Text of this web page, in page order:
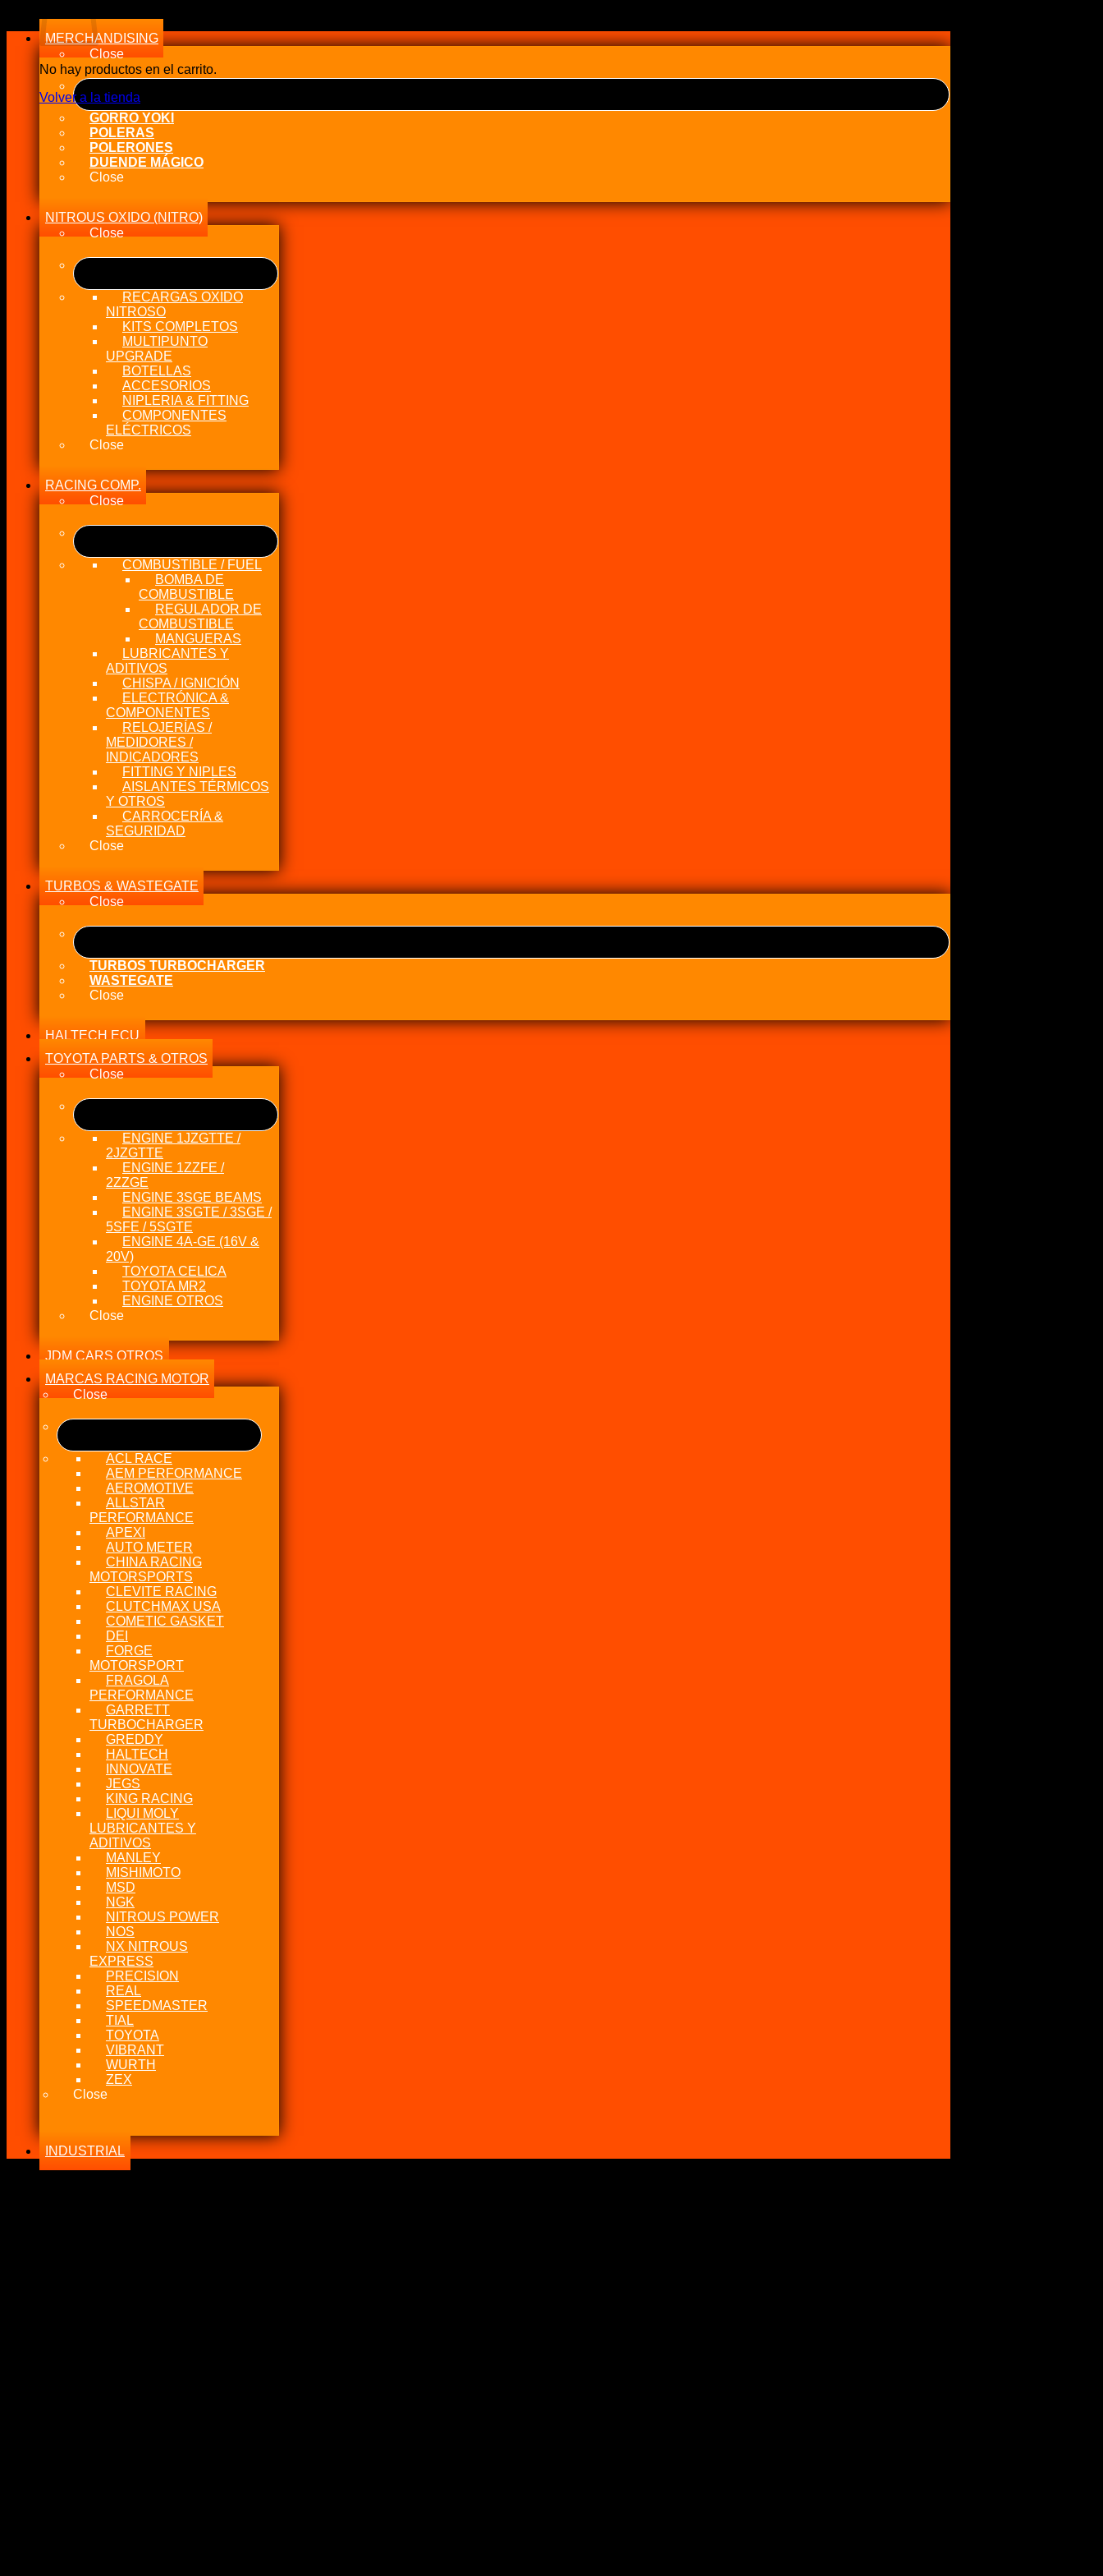
No hay productos en el carrito.
Volver a la tienda
MERCHANDISING
Close
GORRO YOKI
POLERAS
POLERONES
DUENDE MÁGICO
Close
NITROUS OXIDO (NITRO)
Close
RECARGAS OXIDO
NITROSO
KITS COMPLETOS
MULTIPUNTO
UPGRADE
BOTELLAS
ACCESORIOS
NIPLERIA & FITTING
COMPONENTES
ELÉCTRICOS
Close
RACING COMP.
Close
COMBUSTIBLE / FUEL
BOMBA DE
COMBUSTIBLE
REGULADOR DE
COMBUSTIBLE
MANGUERAS
LUBRICANTES Y
ADITIVOS
CHISPA / IGNICIÓN
ELECTRÓNICA &
COMPONENTES
RELOJERÍAS /
MEDIDORES /
INDICADORES
FITTING Y NIPLES
AISLANTES TÉRMICOS
Y OTROS
CARROCERÍA &
SEGURIDAD
Close
TURBOS & WASTEGATE
Close
TURBOS TURBOCHARGER
WASTEGATE
Close
HALTECH ECU
TOYOTA PARTS & OTROS
Close
ENGINE 1JZGTTE /
2JZGTTE
ENGINE 1ZZFE /
2ZZGE
ENGINE 3SGE BEAMS
ENGINE 3SGTE / 3SGE /
5SFE / 5SGTE
ENGINE 4A-GE (16V &
20V)
TOYOTA CELICA
TOYOTA MR2
ENGINE OTROS
Close
JDM CARS OTROS
MARCAS RACING MOTOR
Close
ACL RACE
AEM PERFORMANCE
AEROMOTIVE
ALLSTAR
PERFORMANCE
APEXI
AUTO METER
CHINA RACING
MOTORSPORTS
CLEVITE RACING
CLUTCHMAX USA
COMETIC GASKET
DEI
FORGE
MOTORSPORT
FRAGOLA
PERFORMANCE
GARRETT
TURBOCHARGER
GREDDY
HALTECH
INNOVATE
JEGS
KING RACING
LIQUI MOLY
LUBRICANTES Y
ADITIVOS
MANLEY
MISHIMOTO
MSD
NGK
NITROUS POWER
NOS
NX NITROUS
EXPRESS
PRECISION
REAL
SPEEDMASTER
TIAL
TOYOTA
VIBRANT
WURTH
ZEX
Close
INDUSTRIAL